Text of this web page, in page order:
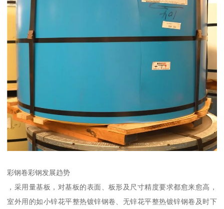
彩钢卷彩钢发展趋势
，采用量基板，对基板的表面、板形及尺寸精度要求都愈来愈高，
室外用的如小锌花平整热镀锌钢卷、无锌花平整热镀锌钢卷及时下